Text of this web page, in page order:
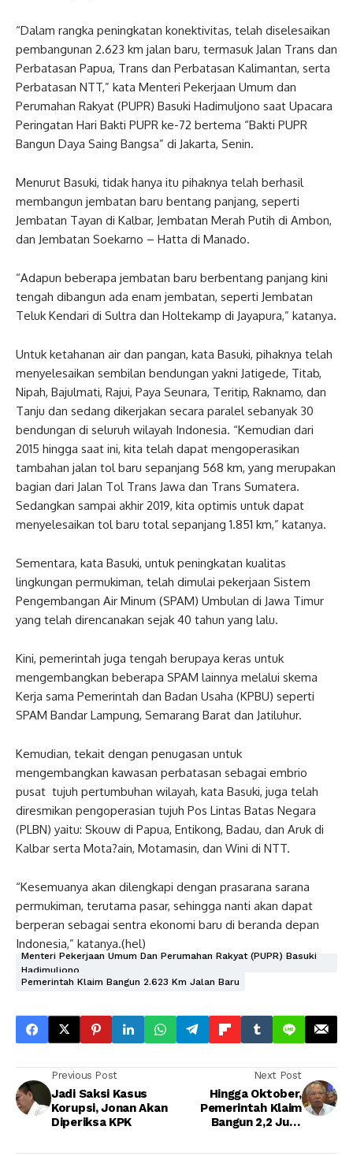
“Dalam rangka peningkatan konektivitas, telah diselesaikan
pembangunan 2.623 km jalan baru, termasuk Jalan Trans dan
Perbatasan Papua, Trans dan Perbatasan Kalimantan, serta
Perbatasan NTT,” kata Menteri Pekerjaan Umum dan
Perumahan Rakyat (PUPR) Basuki Hadimuljono saat Upacara
Peringatan Hari Bakti PUPR ke-72 bertema “Bakti PUPR
Bangun Daya Saing Bangsa” di Jakarta, Senin.
Menurut Basuki, tidak hanya itu pihaknya telah berhasil
membangun jembatan baru bentang panjang, seperti
Jembatan Tayan di Kalbar, Jembatan Merah Putih di Ambon,
dan Jembatan Soekarno – Hatta di Manado.
“Adapun beberapa jembatan baru berbentang panjang kini
tengah dibangun ada enam jembatan, seperti Jembatan
Teluk Kendari di Sultra dan Holtekamp di Jayapura,” katanya.
Untuk ketahanan air dan pangan, kata Basuki, pihaknya telah
menyelesaikan sembilan bendungan yakni Jatigede, Titab,
Nipah, Bajulmati, Rajui, Paya Seunara, Teritip, Raknamo, dan
Tanju dan sedang dikerjakan secara paralel sebanyak 30
bendungan di seluruh wilayah Indonesia. “Kemudian dari
2015 hingga saat ini, kita telah dapat mengoperasikan
tambahan jalan tol baru sepanjang 568 km, yang merupakan
bagian dari Jalan Tol Trans Jawa dan Trans Sumatera.
Sedangkan sampai akhir 2019, kita optimis untuk dapat
menyelesaikan tol baru total sepanjang 1.851 km,” katanya.
Sementara, kata Basuki, untuk peningkatan kualitas
lingkungan permukiman, telah dimulai pekerjaan Sistem
Pengembangan Air Minum (SPAM) Umbulan di Jawa Timur
yang telah direncanakan sejak 40 tahun yang lalu.
Kini, pemerintah juga tengah berupaya keras untuk
mengembangkan beberapa SPAM lainnya melalui skema
Kerja sama Pemerintah dan Badan Usaha (KPBU) seperti
SPAM Bandar Lampung, Semarang Barat dan Jatiluhur.
Kemudian, tekait dengan penugasan untuk
mengembangkan kawasan perbatasan sebagai embrio
pusat tujuh pertumbuhan wilayah, kata Basuki, juga telah
diresmikan pengoperasian tujuh Pos Lintas Batas Negara
(PLBN) yaitu: Skouw di Papua, Entikong, Badau, dan Aruk di
Kalbar serta Mota?ain, Motamasin, dan Wini di NTT.
“Kesemuanya akan dilengkapi dengan prasarana sarana
permukiman, terutama pasar, sehingga nanti akan dapat
berperan sebagai sentra ekonomi baru di beranda depan
Indonesia,” katanya.(hel)
Menteri Pekerjaan Umum Dan Perumahan Rakyat (PUPR) Basuki
Hadimuljono
Pemerintah Klaim Bangun 2.623 Km Jalan Baru
Previous Post
Jadi Saksi Kasus
Korupsi, Jonan Akan
Diperiksa KPK
Next Post
Hingga Oktober,
Pemerintah Klaim
Bangun 2,2 Juta